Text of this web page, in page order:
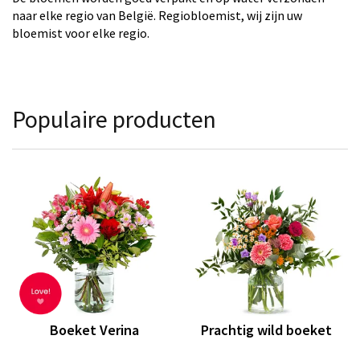
naar elke regio van België. Regiobloemist, wij zijn uw
bloemist voor elke regio.
Populaire producten
Boeket Verina Prachtig wild boeket